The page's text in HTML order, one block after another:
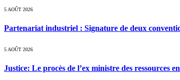
5 AOÛT 2026
Partenariat industriel : Signature de deux
5 AOÛT 2026
Justice: Le procès de l’ex ministre des ressources